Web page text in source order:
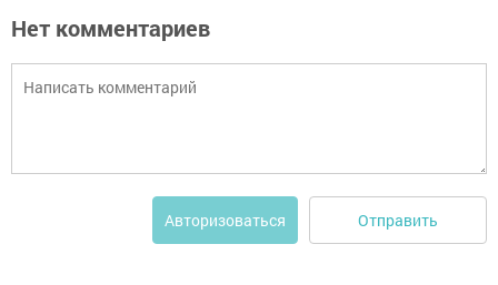
Нет комментариев
Авторизоваться Отправить